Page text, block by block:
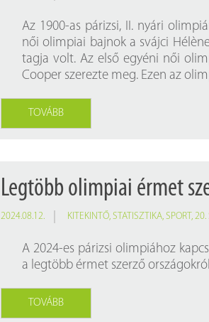
Az 1900-as párizsi, II. nyári
női olimpiai bajnok a svájci
tagja volt. Az első egyéni női
Cooper szerezte meg. Ezen az
TOVÁBB
Legtöbb olimpiai érmet
2024.08.12. KITEKINTŐ,STATISZTIKA,SPORT,20.
A 2024-es párizsi olimpiához
a legtöbb érmet szerző
TOVÁBB